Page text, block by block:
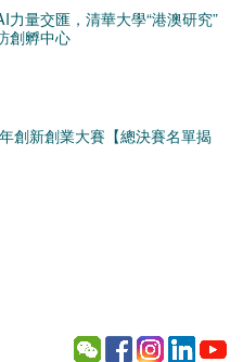
力量交匯，清華大學“港澳研究”
創孵中心
創新創業大賽【總決賽名單揭